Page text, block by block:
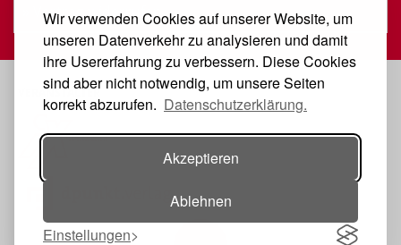
Wir verwenden Cookies auf unserer Website, um
unseren Datenverkehr zu analysieren und damit
ihre Usererfahrung zu verbessern. Diese Cookies
sind aber nicht notwendig, um unsere Seiten
korrekt abzurufen. Datenschutzerklärung.
Akzeptieren
Ablehnen
Einstellungen
» Vertrag widerrufen
VERANSTALTER